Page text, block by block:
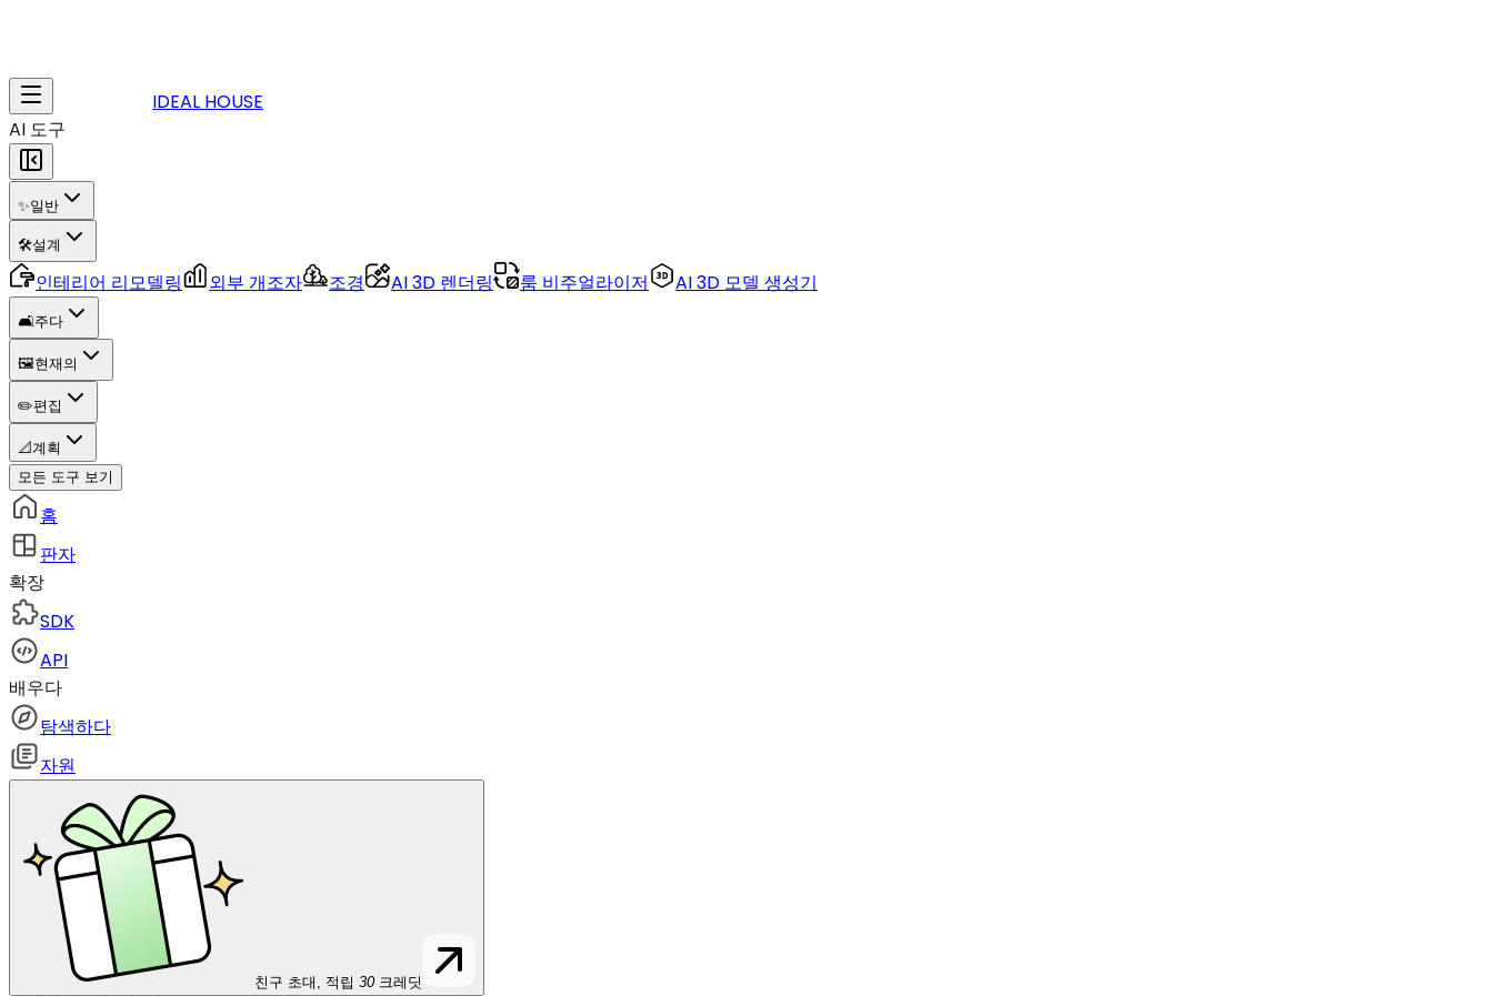
IDEAL HOUSE
AI 도구
✨일반
🛠️설계
인테리어 리모델링 외부 개조자 조경 AI 3D 렌더링 룸 비주얼라이저 AI 3D 모델 생성기
🛋️주다
🖼️현재의
✏️편집
📐계획
모든 도구 보기
홈
판자
확장
SDK
API
배우다
탐색하다
자원
친구 초대, 적립 30 크레딧